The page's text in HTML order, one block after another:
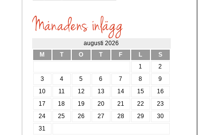
söks?
augusti 2026
M
T O T F L
S
1
2
3
4 5 6 7 8
9
10
11 12 13 14 15
16
17
18 19 20 21 22
23
24
25 26 27 28 29
30
31